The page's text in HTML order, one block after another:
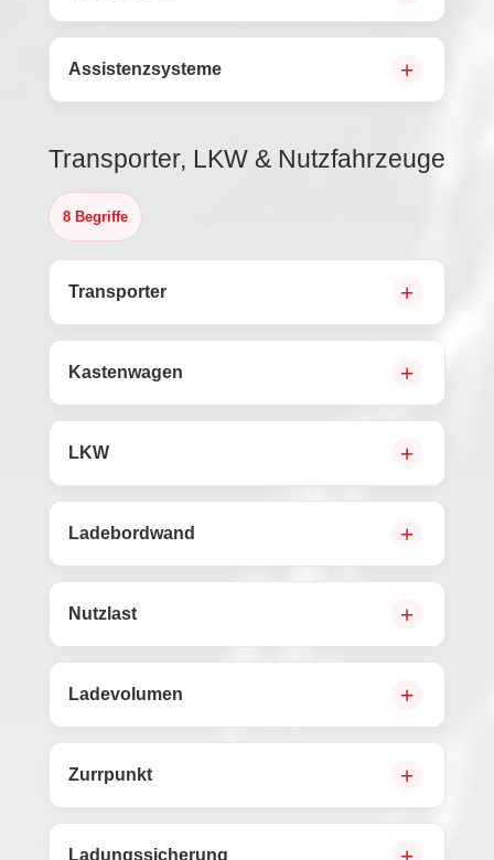
Assistenzsysteme
Transporter, LKW & Nutzfahrzeuge
8 Begriffe
Transporter
Kastenwagen
LKW
Ladebordwand
Nutzlast
Ladevolumen
Zurrpunkt
Ladungssicherung